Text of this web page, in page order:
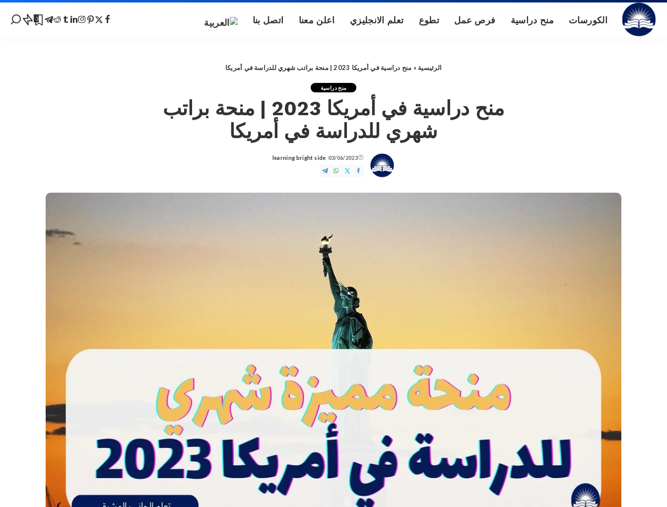
الكورسات منح دراسية فرص عمل تطوع تعلم الانجليزي اعلن معنا اتصل بنا 0
الرئيسية » منح دراسية في أمريكا 2023 | منحة براتب شهري للدراسة في أمريكا
منح دراسية
منح دراسية في أمريكا 2023 | منحة براتب
شهري للدراسة في أمريكا
03/06/2023
Posted
by
learning bright side